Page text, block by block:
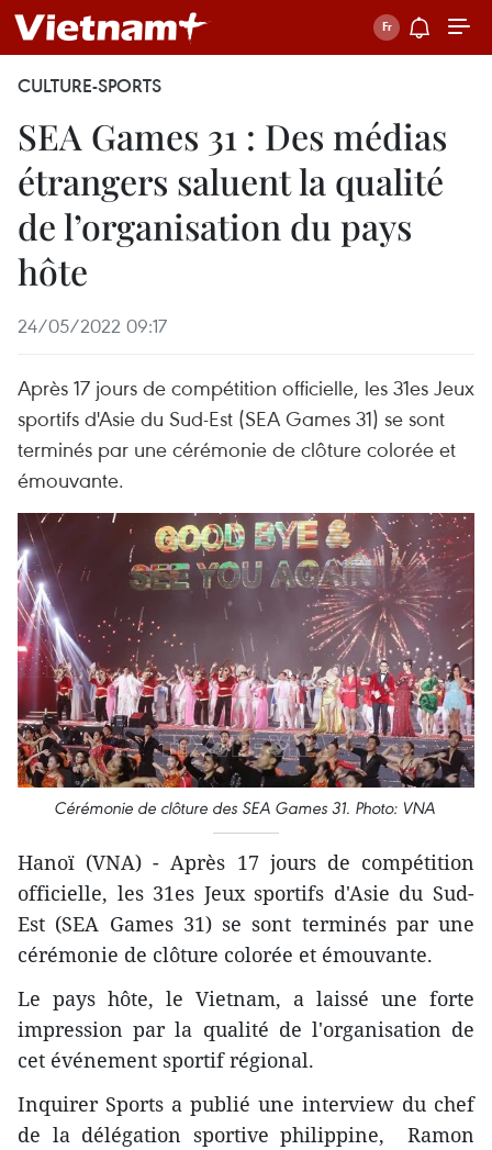
CULTURE-SPORTS
SEA Games 31 : Des médias
étrangers saluent la qualité
de l’organisation du pays
hôte
24/05/2022 09:17
Après 17 jours de compétition officielle, les 31es Jeux
sportifs d'Asie du Sud-Est (SEA Games 31) se sont
terminés par une cérémonie de clôture colorée et
émouvante.
Cérémonie de clôture des SEA Games 31. Photo: VNA
Hanoï (VNA) - Après 17 jours de compétition
officielle, les 31es Jeux sportifs d'Asie du Sud-
Est (SEA Games 31) se sont terminés par une
cérémonie de clôture colorée et émouvante.
Le pays hôte, le Vietnam, a laissé une forte
impression par la qualité de l'organisation de
cet événement sportif régional.
Inquirer Sports a publié une interview du chef
de la délégation sportive philippine, Ramon